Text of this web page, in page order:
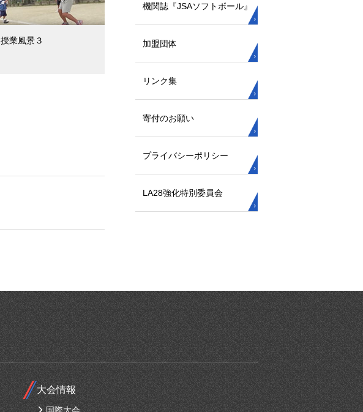
授業風景３
機関誌『JSAソフトボール』
加盟団体
リンク集
寄付のお願い
プライバシーポリシー
LA28強化特別委員会
大会情報